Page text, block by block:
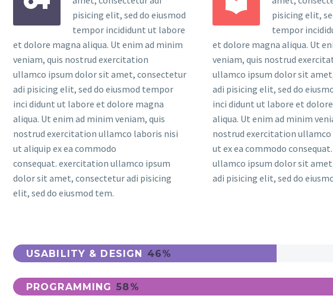
pisicing elit, sed do eiusmod
tempor incididunt ut labore
et dolore magna aliqua. Ut enim ad minim
veniam, quis nostrud exercitation
ullamco ipsum dolor sit amet, consectetur
adi pisicing elit, sed do eiusmod tempor
inci didunt ut labore et dolore magna
aliqua. Ut enim ad minim veniam, quis
nostrud exercitation ullamco laboris nisi
ut aliquip ex ea commodo
consequat. exercitation ullamco ipsum
dolor sit amet, consectetur adi pisicing
elit, sed do eiusmod tem.
pisicing elit,
tempor
et dolore magna aliqua. Ut
veniam, quis nostrud
ullamco ipsum dolor sit
adi pisicing elit, sed do
inci didunt ut labore et
aliqua. Ut enim ad minim
nostrud exercitation
ut ex ea commodo
ullamco ipsum dolor sit
adi pisicing elit, sed do
USABILITY & DESIGN 46%
PROGRAMMING 58%